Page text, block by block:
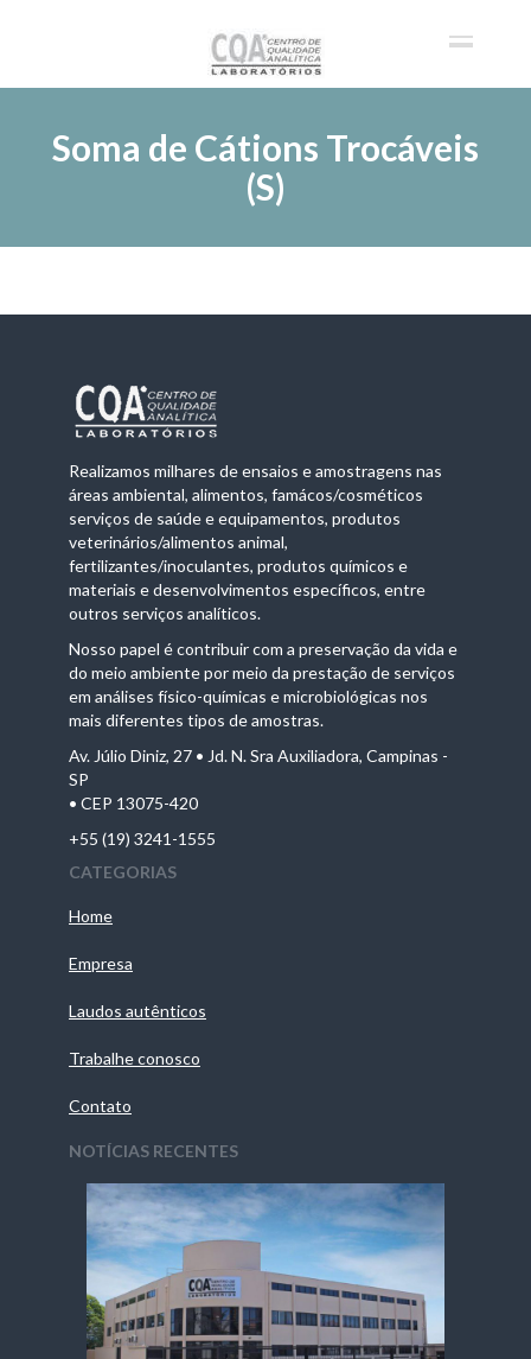
Soma de Cátions Trocáveis
(S)
Realizamos milhares de ensaios e amostragens nas
áreas ambiental, alimentos, famácos/cosméticos
serviços de saúde e equipamentos, produtos
veterinários/alimentos animal,
fertilizantes/inoculantes, produtos químicos e
materiais e desenvolvimentos específicos, entre
outros serviços analíticos.
Nosso papel é contribuir com a preservação da vida e
do meio ambiente por meio da prestação de serviços
em análises físico-químicas e microbiológicas nos
mais diferentes tipos de amostras.
Av. Júlio Diniz, 27 • Jd. N. Sra Auxiliadora, Campinas -
SP
• CEP 13075-420
+55 (19) 3241-1555
CATEGORIAS
Home
Empresa
Laudos autênticos
Trabalhe conosco
Contato
NOTÍCIAS RECENTES